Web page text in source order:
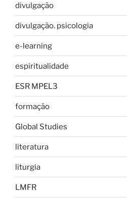
divulgação
divulgação. psicologia
e-learning
espiritualidade
ESR MPEL3
formação
Global Studies
literatura
liturgia
LMFR